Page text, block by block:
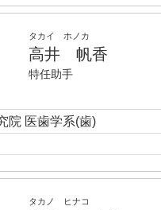
タカイ ホノカ
高井 帆香
特任助手
院 医歯学系(歯)
タカノ ヒナコ